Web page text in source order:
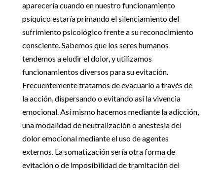
aparecería cuando en nuestro funcionamiento
psíquico estaría primando el silenciamiento del
sufrimiento psicológico frente a su reconocimiento
consciente. Sabemos que los seres humanos
tendemos a eludir el dolor, y utilizamos
funcionamientos diversos para su evitación.
Frecuentemente tratamos de evacuarlo a través de
la acción, dispersando o evitando así la vivencia
emocional. Así mismo hacemos mediante la adicción,
una modalidad de neutralización o anestesia del
dolor emocional mediante el uso de agentes
externos. La somatización sería otra forma de
evitación o de imposibilidad de tramitación del